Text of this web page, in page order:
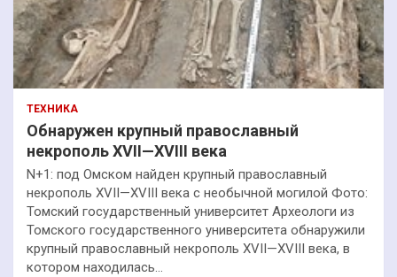
ТЕХНИКА
Обнаружен крупный православный
некрополь XVII—XVIII века
N+1: под Омском найден крупный православный
некрополь XVII—XVIII века с необычной могилой Фото:
Томский государственный университет Археологи из
Томского государственного университета обнаружили
крупный православный некрополь XVII—XVIII века, в
котором находилась…